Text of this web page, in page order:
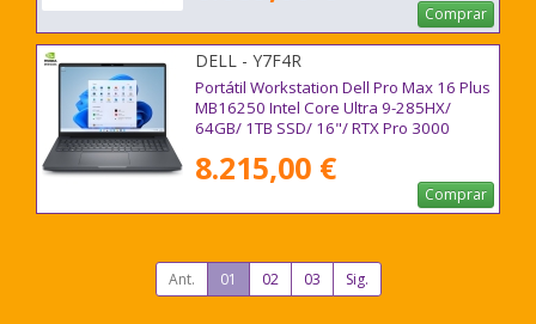
Comprar
DELL - Y7F4R
Portátil Workstation Dell Pro Max 16 Plus
MB16250 Intel Core Ultra 9-285HX/
64GB/ 1TB SSD/ 16"/ RTX Pro 3000
8.215,00 €
Comprar
Ant. 01 02 03 Sig.